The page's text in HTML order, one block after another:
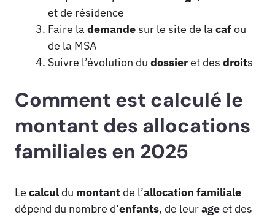
et de résidence
Faire la demandesur le site de la cafou
de la MSA
Suivre l’évolution du dossieret des droits
Comment est calculé le
montant des allocations
familiales en 2025
Le calcul du montant de l’allocation familiale
dépend du nombre d’enfants, de leurageet des